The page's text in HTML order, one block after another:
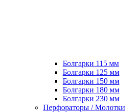
Болгарки 115 мм
Болгарки 125 мм
Болгарки 150 мм
Болгарки 180 мм
Болгарки 230 мм
Перфораторы / Молотки